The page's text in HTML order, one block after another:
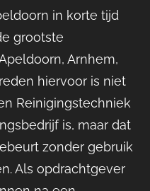
in korte tijd
grootste
Arnhem,
hiervoor is niet
Reinigingstechniek
is, maar dat
zonder gebruik
Als opdrachtgever